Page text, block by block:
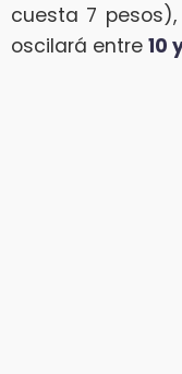
cuesta 7
oscilará entre 10